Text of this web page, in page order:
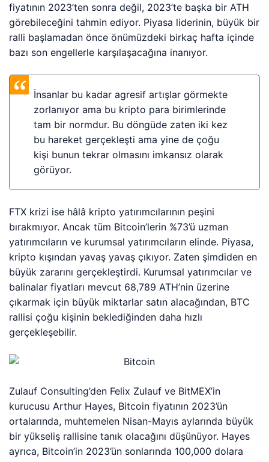
fiyatının 2023’ten sonra değil, 2023’te başka bir ATH
görebileceğini tahmin ediyor. Piyasa liderinin, büyük bir
ralli başlamadan önce önümüzdeki birkaç hafta içinde
bazı son engellerle karşılaşacağına inanıyor.
İnsanlar bu kadar agresif artışlar görmekte
zorlanıyor ama bu kripto para birimlerinde
tam bir normdur. Bu döngüde zaten iki kez
bu hareket gerçekleşti ama yine de çoğu
kişi bunun tekrar olmasını imkansız olarak
görüyor.
FTX krizi ise hâlâ kripto yatırımcılarının peşini
bırakmıyor. Ancak tüm Bitcoin’lerin %73’ü uzman
yatırımcıların ve kurumsal yatırımcıların elinde. Piyasa,
kripto kışından yavaş yavaş çıkıyor. Zaten şimdiden en
büyük zararını gerçekleştirdi. Kurumsal yatırımcılar ve
balinalar fiyatları mevcut 68,789 ATH’nin üzerine
çıkarmak için büyük miktarlar satın alacağından, BTC
rallisi çoğu kişinin beklediğinden daha hızlı
gerçekleşebilir.
Zulauf Consulting’den Felix Zulauf ve BitMEX’in
kurucusu Arthur Hayes, Bitcoin fiyatının 2023’ün
ortalarında, muhtemelen Nisan-Mayıs aylarında büyük
bir yükseliş rallisine tanık olacağını düşünüyor. Hayes
ayrıca, Bitcoin’in 2023’ün sonlarında 100,000 dolara